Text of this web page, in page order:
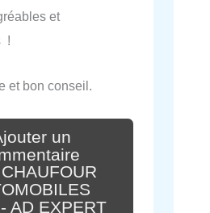
et
!
et bon conseil.
un
AD EXPERT